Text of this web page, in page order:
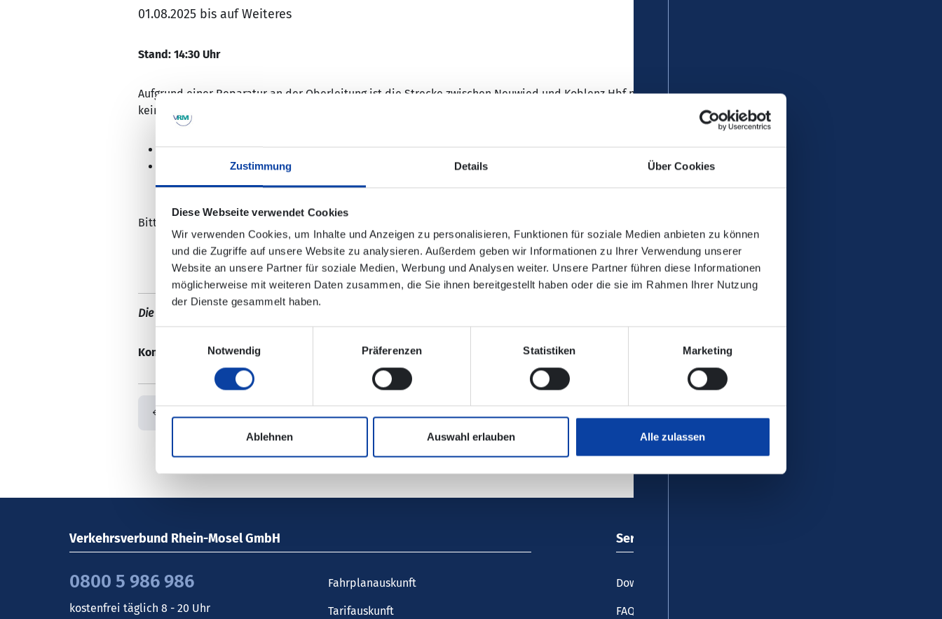
Zustimmung Details Über Cookies
Diese Webseite verwendet Cookies
Wir verwenden Cookies, um Inhalte und Anzeigen zu personalisieren, Funktionen für soziale Medien anbieten zu können
und die Zugriffe auf unsere Website zu analysieren. Außerdem geben wir Informationen zu Ihrer Verwendung unserer
Website an unsere Partner für soziale Medien, Werbung und Analysen weiter. Unsere Partner führen diese Informationen
möglicherweise mit weiteren Daten zusammen, die Sie ihnen bereitgestellt haben oder die sie im Rahmen Ihrer Nutzung
der Dienste gesammelt haben.
Notwendig
Präferenzen Statistiken Marketing
Ablehnen Auswahl erlauben Alle zulassen
01.08.2025 bis auf Weiteres
Stand: 14:30 Uhr
Aufgrund einer Reparatur an der Oberleitung ist die Strecke zwischen Neuwied und Koblenz Hbf nicht befahrbar. Bisher gibt es
keine Informationen zur Dauer der Beeinträchtigung.
Die Folge sind Teilausfälle zwischen Neuwied und Koblenz Hbf.
Ein Ersatzverkehr (SEV) mit sechs Bussen der Firma Univers Reisen zwischen Neuwied und Koblenz Hbf ist eingerichtet.
Bitte prüfen Sie Ihre Reiseverbindung kurz vor der Abfahrt auf
Die Änderungen sind in der elektronischen Verbindungsauskunft enthalten!
Kontaktdaten / Quelle: Aktuelle Störungs-, Bauarbeiten- und Ereignisinformationen im Regionalverkehr in NRW – Zuginfo NRW
Verkehrsverbund Rhein-Mosel GmbH
0800 5 986 986
kostenfrei täglich 8 - 20 Uhr
Fahrplanauskunft
Tarifauskunft
Service
Downloadcenter
FAQ